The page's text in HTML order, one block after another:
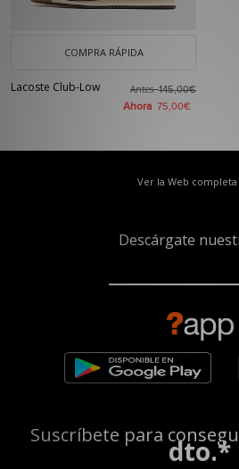
COMPRA RÁPIDA
Lacoste Club-Low Antes145,00€
Ahora 75,00€
Ver la Web completa
Descárgate
Suscríbete paradto.*